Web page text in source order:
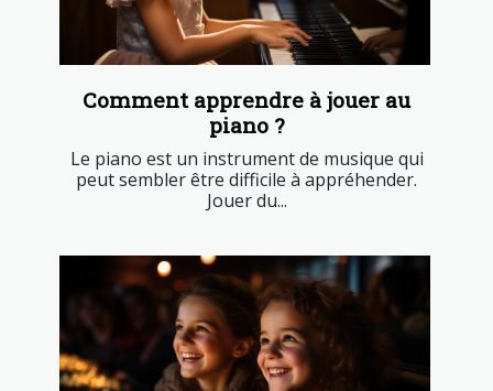
Comment apprendre à jouer au
piano ?
Le piano est un instrument de musique qui
peut sembler être difficile à appréhender.
Jouer du...